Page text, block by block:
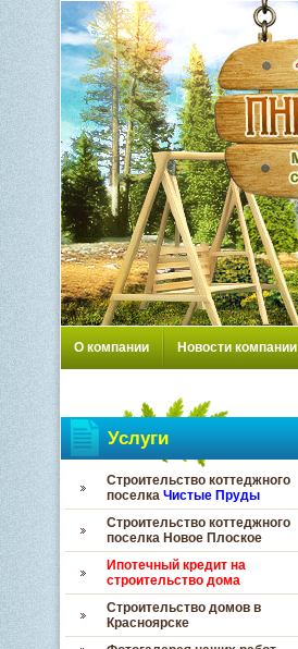
О компании Новости компании
Услуги
Строительство коттеджного
поселка Чистые Пруды
Строительство коттеджного
поселка Новое Плоское
Ипотечный кредит на
строительство дома
Строительство домов в
Красноярске